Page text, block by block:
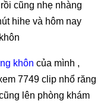
cũng nhẹ nhàng
hihe và hôm nay
khôn của mình ,
7749 clip nhổ răng
lên phòng khám